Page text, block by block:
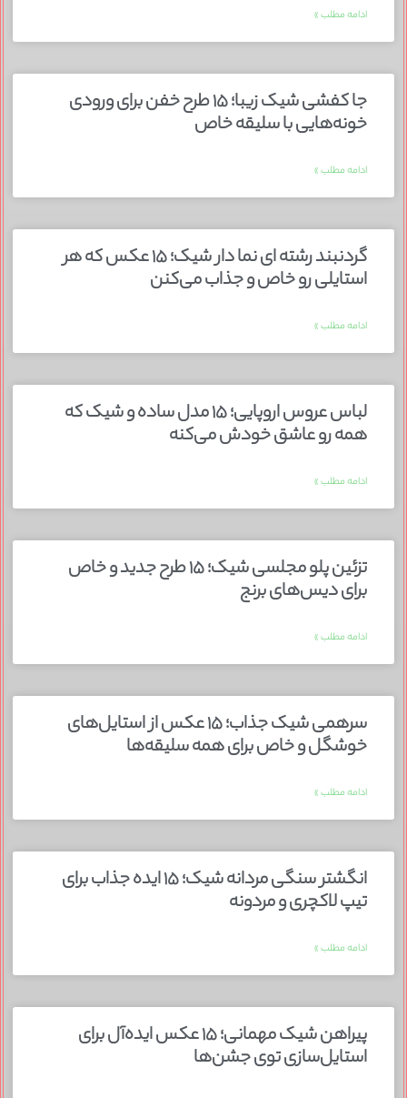
ادامه مطلب »
جا کفشی شیک زیبا؛ ۱۵ طرح خفن برای ورودی
خونه‌هایی با سلیقه خاص
ادامه مطلب »
گردنبند رشته ای نما دار شیک؛ ۱۵ عکس که هر
استایلی رو خاص و جذاب می‌کنن
ادامه مطلب »
لباس عروس اروپایی؛ ۱۵ مدل ساده و شیک که
همه رو عاشق خودش می‌کنه
ادامه مطلب »
تزئین پلو مجلسی شیک؛ ۱۵ طرح جدید و خاص
برای دیس‌های برنج
ادامه مطلب »
سرهمی شیک جذاب؛ ۱۵ عکس از استایل‌های
خوشگل و خاص برای همه سلیقه‌ها
ادامه مطلب »
انگشتر سنگی مردانه شیک؛ ۱۵ ایده جذاب برای
تیپ لاکچری و مردونه
ادامه مطلب »
پیراهن شیک مهمانی؛ ۱۵ عکس ایده‌آل برای
استایل‌سازی توی جشن‌ها